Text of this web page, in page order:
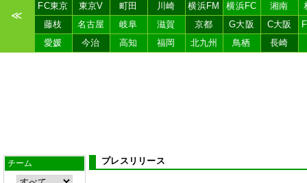
≪
FC東京
東京V 町田 川崎 横浜FM 横浜FC 湘南
藤枝
名古屋 岐阜 滋賀 京都 G大阪 C大阪
愛媛
今治 高知 福岡 北九州 鳥栖 長崎
チーム プレスリリース